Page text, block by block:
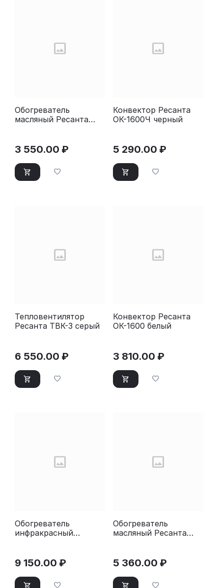
Обогреватель
масляный Ресанта
3 550.00 ₽
Конвектор Ресанта
ОК-1600Ч черный
5 290.00 ₽
Тепловентилятор
Ресанта ТВК-3 серый
6 550.00 ₽
Конвектор Ресанта
ОК-1600 белый
3 810.00 ₽
Обогреватель
инфракрасный
9 150.00 ₽
Обогреватель
масляный Ресанта
5 360.00 ₽